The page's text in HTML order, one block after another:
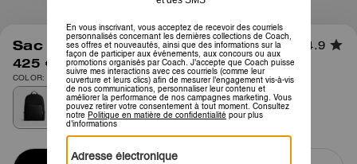
1/6
Sac à dos Wade en Toile Signature 4.9
425 €
COLOR: Noir Signature